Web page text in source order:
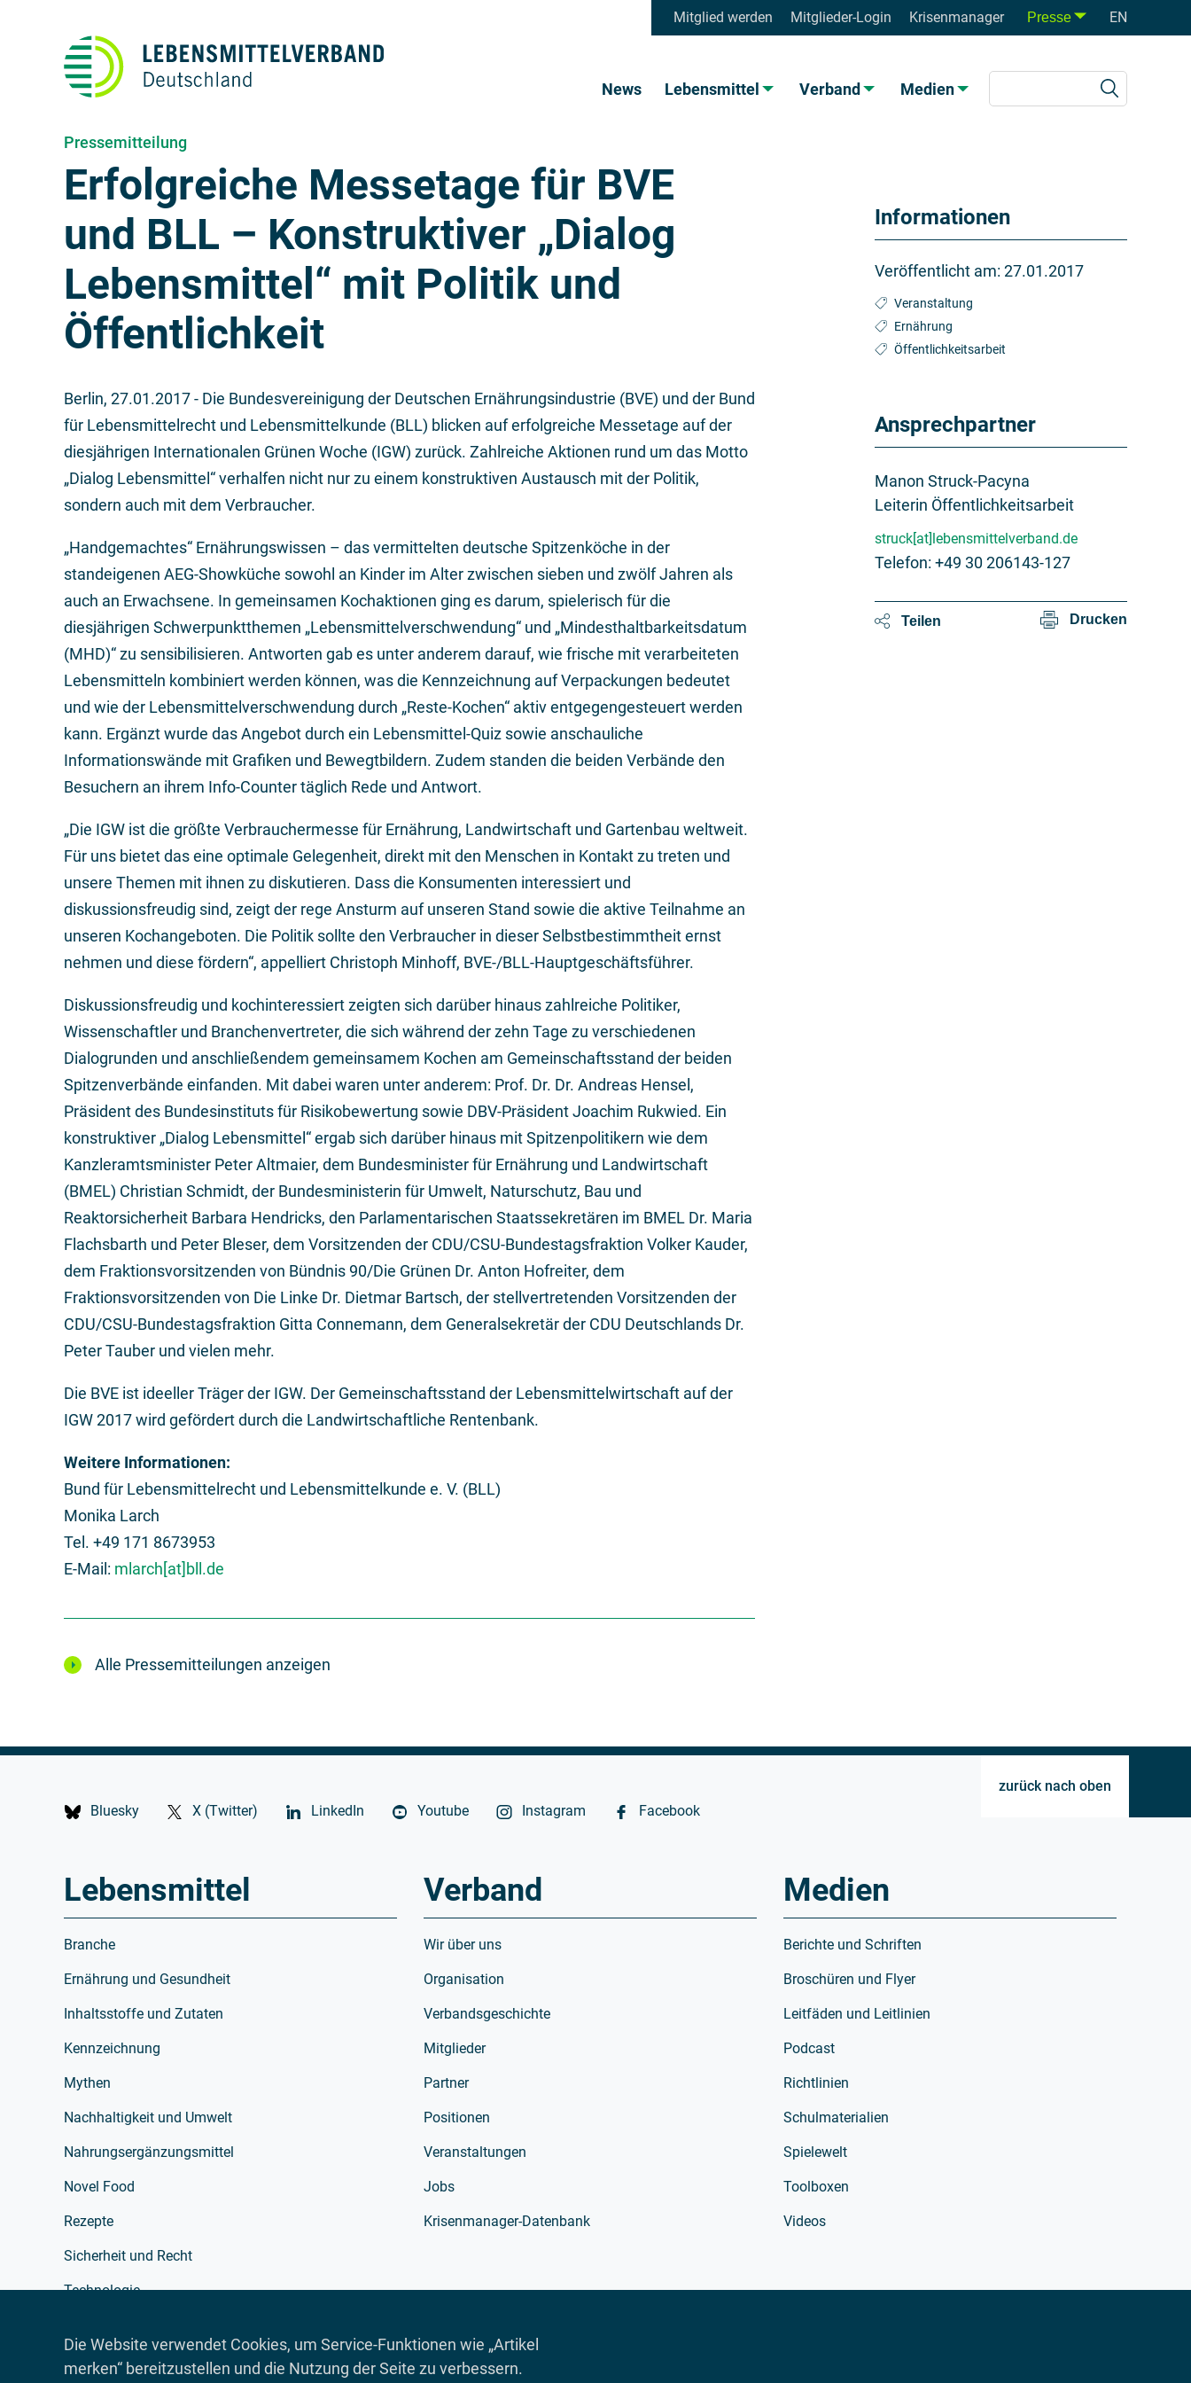
Die Website verwendet Cookies, um Service-Funktionen wie „Artikel
merken“ bereitzustellen und die Nutzung der Seite zu verbessern.
Mitglied werden Mitglieder-Login Krisenmanager Presse EN
News Lebensmittel Verband Medien
Pressemitteilung
Erfolgreiche Messetage für BVE
und BLL – Konstruktiver „Dialog
Lebensmittel“ mit Politik und
Öffentlichkeit
Berlin, 27.01.2017- Die Bundesvereinigung der Deutschen Ernährungsindustrie (BVE) und der Bund
für Lebensmittelrecht und Lebensmittelkunde (BLL) blicken auf erfolgreiche Messetage auf der
diesjährigen Internationalen Grünen Woche (IGW) zurück. Zahlreiche Aktionen rund um das Motto
„Dialog Lebensmittel“ verhalfen nicht nur zu einem konstruktiven Austausch mit der Politik,
sondern auch mit dem Verbraucher.
„Handgemachtes“ Ernährungswissen – das vermittelten deutsche Spitzenköche in der
standeigenen AEG-Showküche sowohl an Kinder im Alter zwischen sieben und zwölf Jahren als
auch an Erwachsene. In gemeinsamen Kochaktionen ging es darum, spielerisch für die
diesjährigen Schwerpunktthemen „Lebensmittelverschwendung“ und „Mindesthaltbarkeitsdatum
(MHD)“ zu sensibilisieren. Antworten gab es unter anderem darauf, wie frische mit verarbeiteten
Lebensmitteln kombiniert werden können, was die Kennzeichnung auf Verpackungen bedeutet
und wie der Lebensmittelverschwendung durch „Reste-Kochen“ aktiv entgegengesteuert werden
kann. Ergänzt wurde das Angebot durch ein Lebensmittel-Quiz sowie anschauliche
Informationswände mit Grafiken und Bewegtbildern. Zudem standen die beiden Verbände den
Besuchern an ihrem Info-Counter täglich Rede und Antwort.
„Die IGW ist die größte Verbrauchermesse für Ernährung, Landwirtschaft und Gartenbau weltweit.
Für uns bietet das eine optimale Gelegenheit, direkt mit den Menschen in Kontakt zu treten und
unsere Themen mit ihnen zu diskutieren. Dass die Konsumenten interessiert und
diskussionsfreudig sind, zeigt der rege Ansturm auf unseren Stand sowie die aktive Teilnahme an
unseren Kochangeboten. Die Politik sollte den Verbraucher in dieser Selbstbestimmtheit ernst
nehmen und diese fördern“, appelliert Christoph Minhoff, BVE-/BLL-Hauptgeschäftsführer.
Diskussionsfreudig und kochinteressiert zeigten sich darüber hinaus zahlreiche Politiker,
Wissenschaftler und Branchenvertreter, die sich während der zehn Tage zu verschiedenen
Dialogrunden und anschließendem gemeinsamem Kochen am Gemeinschaftsstand der beiden
Spitzenverbände einfanden. Mit dabei waren unter anderem: Prof. Dr. Dr. Andreas Hensel,
Präsident des Bundesinstituts für Risikobewertung sowie DBV-Präsident Joachim Rukwied. Ein
konstruktiver „Dialog Lebensmittel“ ergab sich darüber hinaus mit Spitzenpolitikern wie dem
Kanzleramtsminister Peter Altmaier, dem Bundesminister für Ernährung und Landwirtschaft
(BMEL) Christian Schmidt, der Bundesministerin für Umwelt, Naturschutz, Bau und
Reaktorsicherheit Barbara Hendricks, den Parlamentarischen Staatssekretären im BMEL Dr. Maria
Flachsbarth und Peter Bleser, dem Vorsitzenden der CDU/CSU-Bundestagsfraktion Volker Kauder,
dem Fraktionsvorsitzenden von Bündnis 90/Die Grünen Dr. Anton Hofreiter, dem
Fraktionsvorsitzenden von Die Linke Dr. Dietmar Bartsch, der stellvertretenden Vorsitzenden der
CDU/CSU-Bundestagsfraktion Gitta Connemann, dem Generalsekretär der CDU Deutschlands Dr.
Peter Tauber und vielen mehr.
Die BVE ist ideeller Träger der IGW. Der Gemeinschaftsstand der Lebensmittelwirtschaft auf der
IGW 2017 wird gefördert durch die Landwirtschaftliche Rentenbank.
Weitere Informationen:
Bund für Lebensmittelrecht und Lebensmittelkunde e. V. (BLL)
Monika Larch
Tel. +49 171 8673953
E-Mail: mlarch[at]bll.de
Alle Pressemitteilungen anzeigen
Informationen
Veröffentlicht am: 27.01.2017
Veranstaltung
Ernährung
Öffentlichkeitsarbeit
Ansprechpartner
Manon Struck-Pacyna
Leiterin Öffentlichkeitsarbeit
struck[at]lebensmittelverband.de
Telefon: +49 30 206143-127
Teilen Drucken
zurück nach oben
Bluesky
X (Twitter) LinkedIn Youtube Instagram Facebook
Lebensmittel
Branche
Ernährung und Gesundheit
Inhaltsstoffe und Zutaten
Kennzeichnung
Mythen
Nachhaltigkeit und Umwelt
Nahrungsergänzungsmittel
Novel Food
Rezepte
Sicherheit und Recht
Technologie
Verpackung
Verband
Wir über uns
Organisation
Verbandsgeschichte
Mitglieder
Partner
Positionen
Veranstaltungen
Jobs
Krisenmanager-Datenbank
Medien
Berichte und Schriften
Broschüren und Flyer
Leitfäden und Leitlinien
Podcast
Richtlinien
Schulmaterialien
Spielewelt
Toolboxen
Videos